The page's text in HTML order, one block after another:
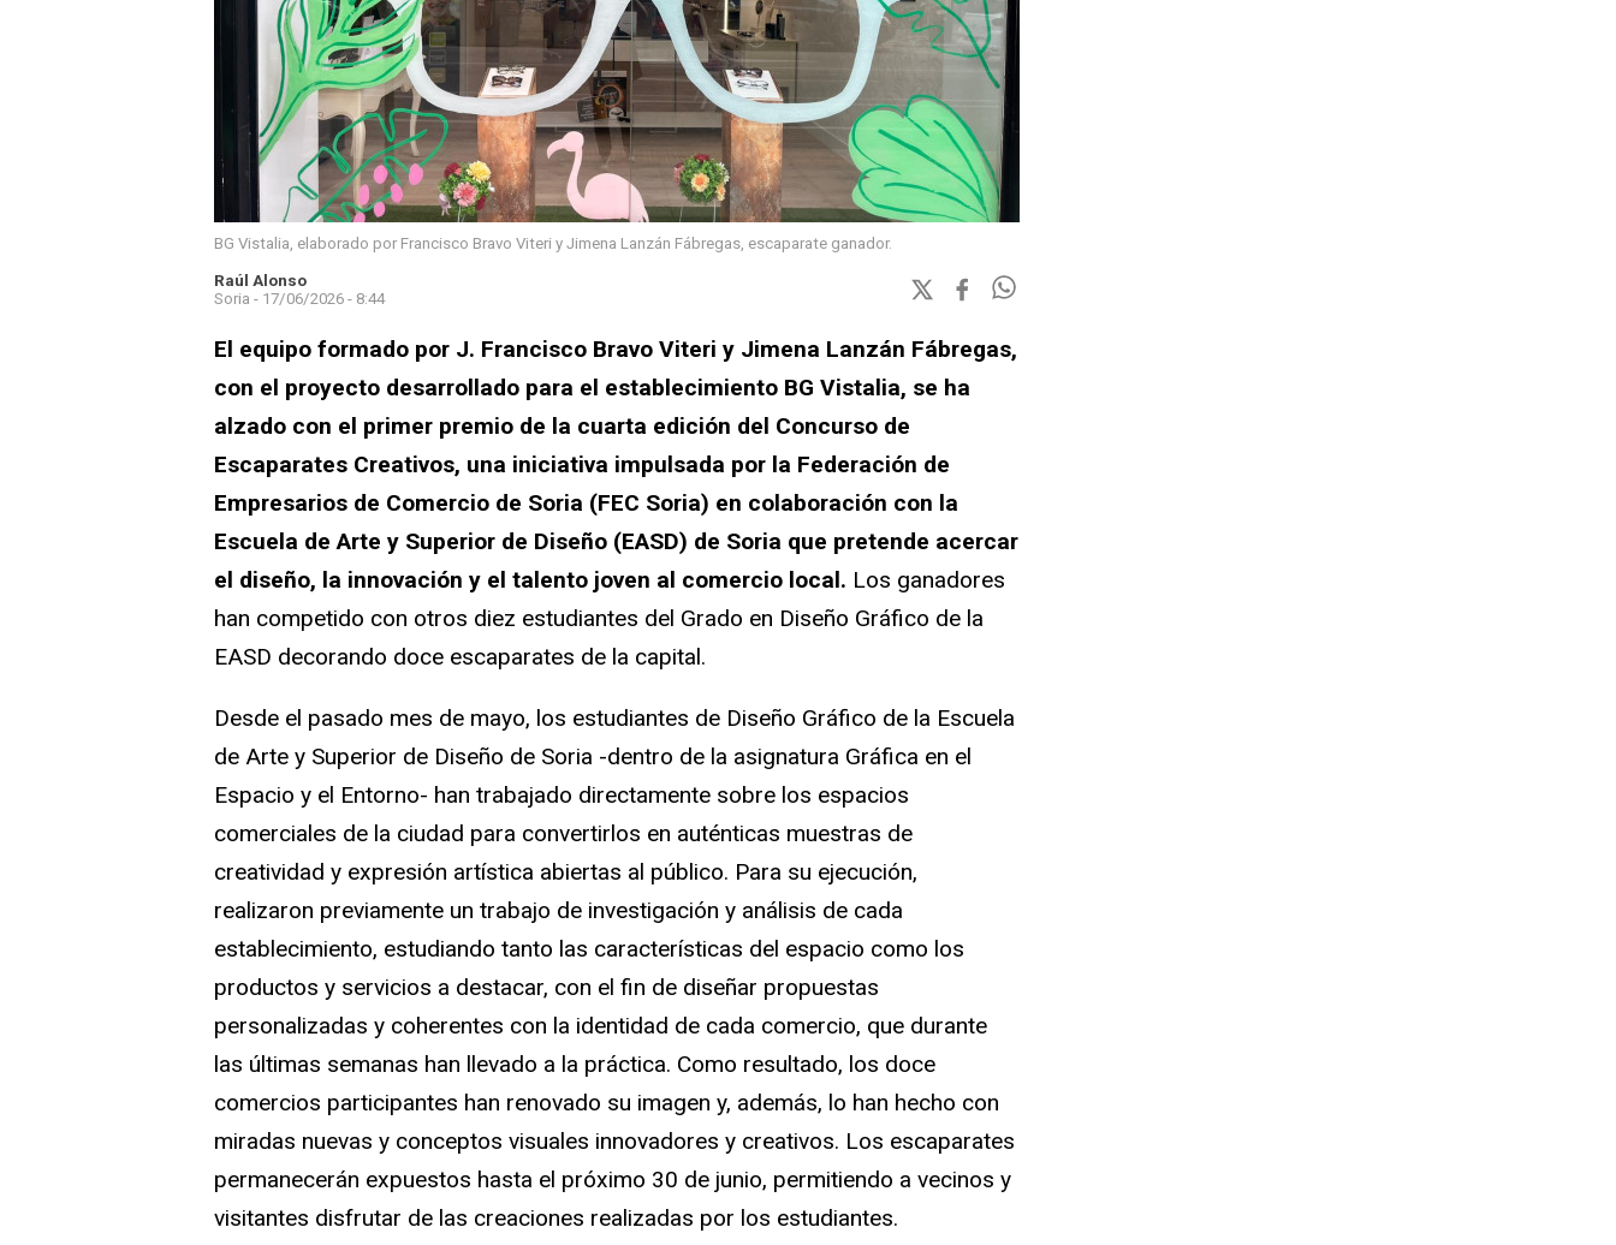
BG Vistalia, elaborado por Francisco Bravo Viteri y Jimena Lanzán Fábregas, escaparate ganador.
Raúl Alonso
Soria - 17/06/2026 - 8:44
El equipo formado por J. Francisco Bravo Viteri y Jimena Lanzán Fábregas,
con el proyecto desarrollado para el establecimiento BG Vistalia, se ha
alzado con el primer premio de la cuarta edición del Concurso de
Escaparates Creativos, una iniciativa impulsada por la Federación de
Empresarios de Comercio de Soria (FEC Soria) en colaboración con la
Escuela de Arte y Superior de Diseño (EASD) de Soria que pretende acercar
el diseño, la innovación y el talento joven al comercio local. Los ganadores
han competido con otros diez estudiantes del Grado en Diseño Gráfico de la
EASD decorando doce escaparates de la capital.
Desde el pasado mes de mayo, los estudiantes de Diseño Gráfico de la Escuela
de Arte y Superior de Diseño de Soria -dentro de la asignatura Gráfica en el
Espacio y el Entorno- han trabajado directamente sobre los espacios
comerciales de la ciudad para convertirlos en auténticas muestras de
creatividad y expresión artística abiertas al público. Para su ejecución,
realizaron previamente un trabajo de investigación y análisis de cada
establecimiento, estudiando tanto las características del espacio como los
productos y servicios a destacar, con el fin de diseñar propuestas
personalizadas y coherentes con la identidad de cada comercio, que durante
las últimas semanas han llevado a la práctica. Como resultado, los doce
comercios participantes han renovado su imagen y, además, lo han hecho con
miradas nuevas y conceptos visuales innovadores y creativos. Los escaparates
permanecerán expuestos hasta el próximo 30 de junio, permitiendo a vecinos y
visitantes disfrutar de las creaciones realizadas por los estudiantes.